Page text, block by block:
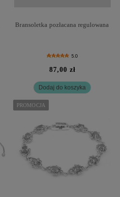
Bransoletka pozłacana regulowana
5.0
87,00 zł
Dodaj do koszyka
PROMOCJA